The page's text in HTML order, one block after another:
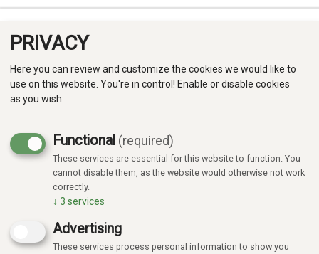
Produkter
Kategorier
Campaign
PRIVACY
Here you can review and customize the cookies we would like to
use on this website. You're in control! Enable or disable cookies
as you wish.
Functional (required)
These services are essential for this website to function. You
cannot disable them, as the website would otherwise not work
correctly.
↓ 3 services
Advertising
These services process personal information to show you